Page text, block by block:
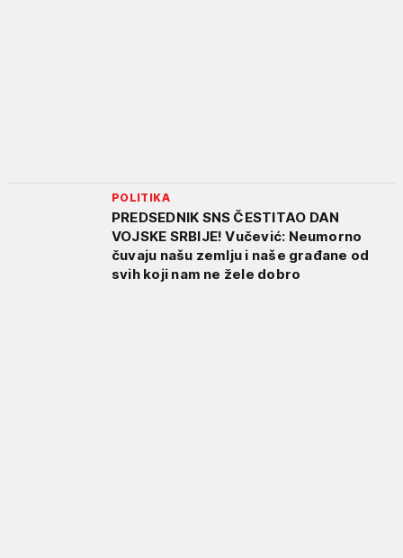
POLITIKA
PREDSEDNIK SNS ČESTITAO DAN
VOJSKE SRBIJE! Vučević: Neumorno
čuvaju našu zemlju i naše građane od
svih koji nam ne žele dobro